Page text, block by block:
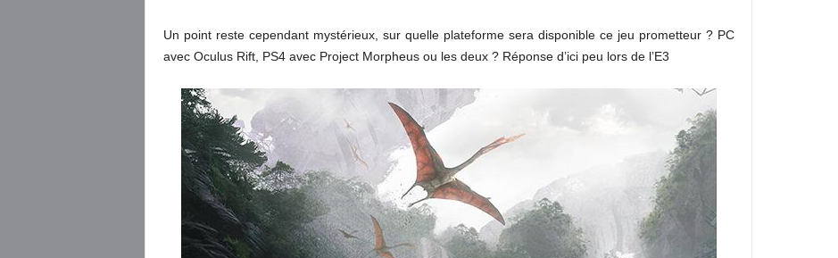
Un point reste cependant mystérieux, sur quelle plateforme sera disponible ce jeu prometteur ? PC
avec Oculus Rift, PS4 avec Project Morpheus ou les deux ? Réponse d’ici peu lors de l’E3